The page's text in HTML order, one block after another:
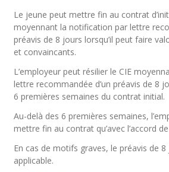
Le jeune peut mettre fin au contrat
moyennant la notification par lettre
préavis de 8 jours lorsqu’il peut faire
et convaincants.
L’employeur peut résilier le CIE
lettre recommandée d’un préavis de 8
6 premières semaines du contrat initial.
Au-delà des 6 premières semaines,
mettre fin au contrat qu’avec l’accord de
En cas de motifs graves, le préavis de 8
applicable.